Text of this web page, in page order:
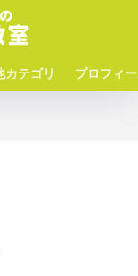
カテゴリ プロフィ